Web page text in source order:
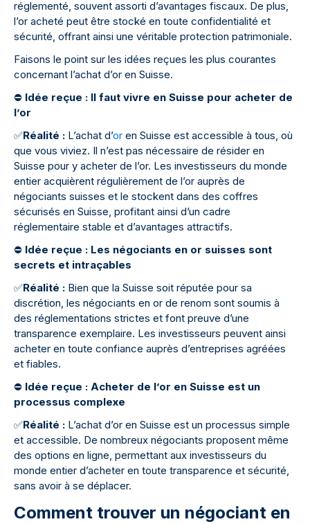
réglementé, souvent assorti d’avantages fiscaux. De plus,
l’or acheté peut être stocké en toute confidentialité et
sécurité, offrant ainsi une véritable protection patrimoniale.
Faisons le point sur les idées reçues les plus courantes
concernant l’achat d’or en Suisse.
⛔ Idée reçue : Il faut vivre en Suisse pour acheter de
l’or
✅Réalité : L’achat d’or en Suisse est accessible à tous, où
que vous viviez. Il n’est pas nécessaire de résider en
Suisse pour y acheter de l’or. Les investisseurs du monde
entier acquièrent régulièrement de l’or auprès de
négociants suisses et le stockent dans des coffres
sécurisés en Suisse, profitant ainsi d’un cadre
réglementaire stable et d’avantages attractifs.
⛔ Idée reçue : Les négociants en or suisses sont
secrets et intraçables
✅Réalité : Bien que la Suisse soit réputée pour sa
discrétion, les négociants en or de renom sont soumis à
des réglementations strictes et font preuve d’une
transparence exemplaire. Les investisseurs peuvent ainsi
acheter en toute confiance auprès d’entreprises agréées
et fiables.
⛔ Idée reçue : Acheter de l’or en Suisse est un
processus complexe
✅Réalité : L’achat d’or en Suisse est un processus simple
et accessible. De nombreux négociants proposent même
des options en ligne, permettant aux investisseurs du
monde entier d’acheter en toute transparence et sécurité,
sans avoir à se déplacer.
Comment trouver un négociant en